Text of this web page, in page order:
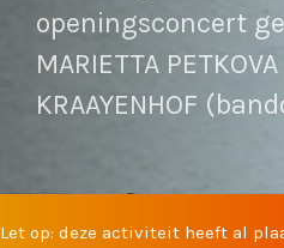
openingsconcert
MARIETTA
KRAAYENHOF
Let op: deze activiteit heeft al